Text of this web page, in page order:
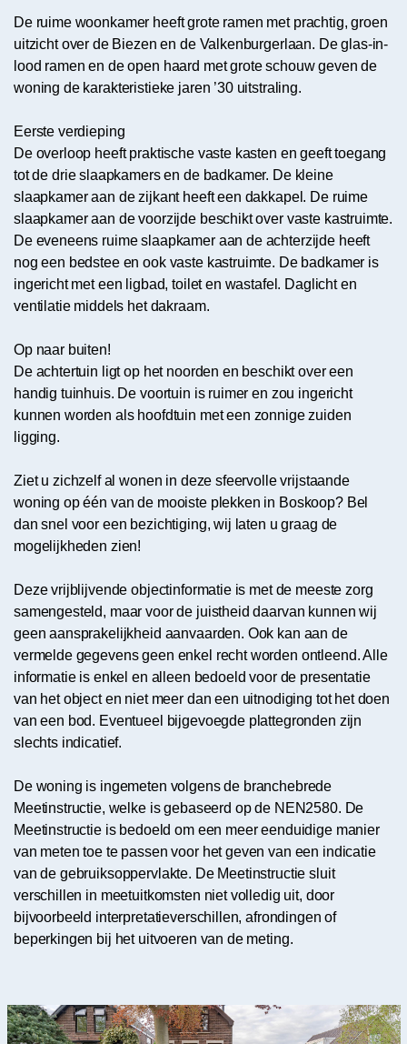
De ruime woonkamer heeft grote ramen met prachtig, groen
uitzicht over de Biezen en de Valkenburgerlaan. De glas-in-
lood ramen en de open haard met grote schouw geven de
woning de karakteristieke jaren ’30 uitstraling.
Eerste verdieping
De overloop heeft praktische vaste kasten en geeft toegang
tot de drie slaapkamers en de badkamer. De kleine
slaapkamer aan de zijkant heeft een dakkapel. De ruime
slaapkamer aan de voorzijde beschikt over vaste kastruimte.
De eveneens ruime slaapkamer aan de achterzijde heeft
nog een bedstee en ook vaste kastruimte. De badkamer is
ingericht met een ligbad, toilet en wastafel. Daglicht en
ventilatie middels het dakraam.
Op naar buiten!
De achtertuin ligt op het noorden en beschikt over een
handig tuinhuis. De voortuin is ruimer en zou ingericht
kunnen worden als hoofdtuin met een zonnige zuiden
ligging.
Ziet u zichzelf al wonen in deze sfeervolle vrijstaande
woning op één van de mooiste plekken in Boskoop? Bel
dan snel voor een bezichtiging, wij laten u graag de
mogelijkheden zien!
Deze vrijblijvende objectinformatie is met de meeste zorg
samengesteld, maar voor de juistheid daarvan kunnen wij
geen aansprakelijkheid aanvaarden. Ook kan aan de
vermelde gegevens geen enkel recht worden ontleend. Alle
informatie is enkel en alleen bedoeld voor de presentatie
van het object en niet meer dan een uitnodiging tot het doen
van een bod. Eventueel bijgevoegde plattegronden zijn
slechts indicatief.
De woning is ingemeten volgens de branchebrede
Meetinstructie, welke is gebaseerd op de NEN2580. De
Meetinstructie is bedoeld om een meer eenduidige manier
van meten toe te passen voor het geven van een indicatie
van de gebruiksoppervlakte. De Meetinstructie sluit
verschillen in meetuitkomsten niet volledig uit, door
bijvoorbeeld interpretatieverschillen, afrondingen of
beperkingen bij het uitvoeren van de meting.